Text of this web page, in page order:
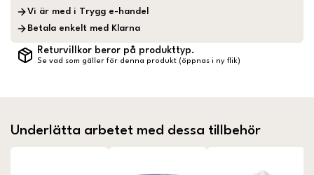
Vi är med i Trygg e-handel
Betala enkelt med Klarna
Returvillkor beror på produkttyp.
Se vad som gäller för denna produkt (öppnas i ny flik)
Underlätta arbetet med dessa tillbehör